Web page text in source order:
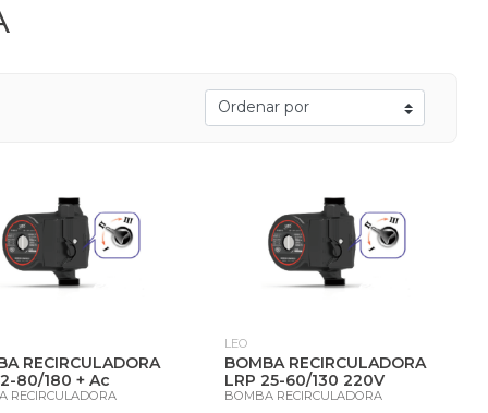
RECIRCULADORA
80/180 + Ac
RECIRCULADORA
LEO
BOMBA RECIRCULADORA
LRP 25-60/130 220V
BOMBA RECIRCULADORA